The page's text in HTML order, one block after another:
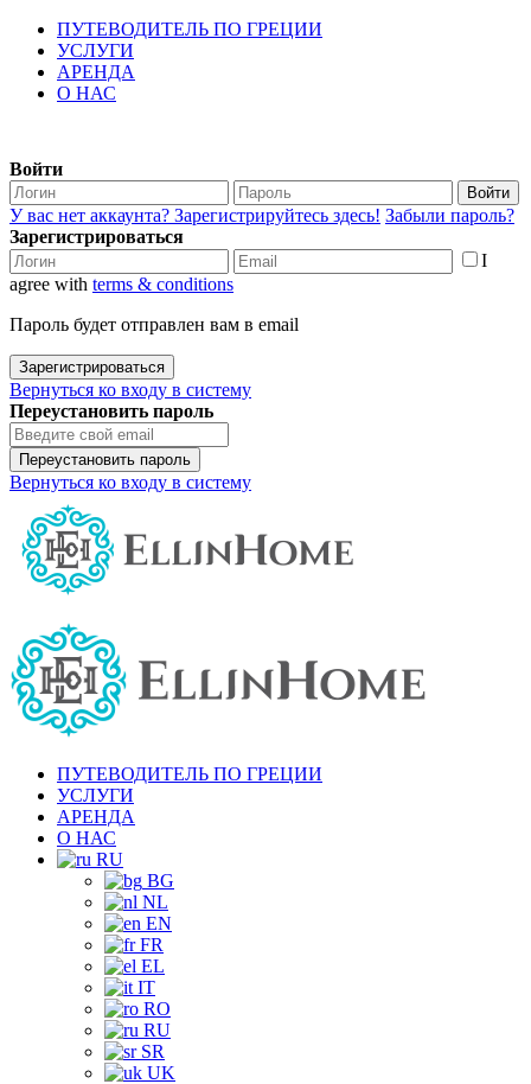
ПУТЕВОДИТЕЛЬ ПО ГРЕЦИИ
УСЛУГИ
АРЕНДА
О НАС
Войти
Войти
У вас нет аккаунта? Зарегистрируйтесь здесь! Забыли пароль?
Зарегистрироваться
I
agree with terms & conditions
Пароль будет отправлен вам в email
Зарегистрироваться
Вернуться ко входу в систему
Переустановить пароль
Переустановить пароль
Вернуться ко входу в систему
ПУТЕВОДИТЕЛЬ ПО ГРЕЦИИ
УСЛУГИ
АРЕНДА
О НАС
RU
BG
NL
EN
FR
EL
IT
RO
RU
SR
UK